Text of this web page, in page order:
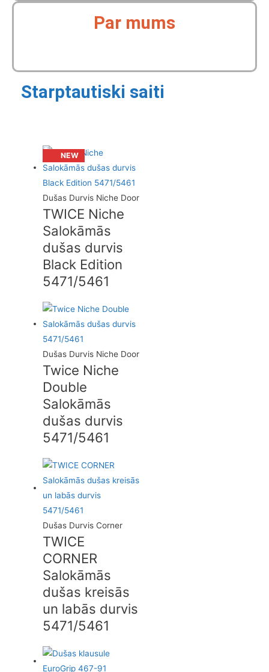
Par mums
Starptautiski saiti
NEW
Dušas Durvis Niche Door
TWICE Niche
Salokāmās
dušas durvis
Black Edition
5471/5461
NEW
Dušas Durvis Niche Door
Twice Niche
Double
Salokāmās
dušas durvis
5471/5461
NEW
Dušas Durvis Corner
TWICE
CORNER
Salokāmās
dušas kreisās
un labās durvis
5471/5461
NEW
NEW
NEW
NEW
NEW
NEW
NEW
NEW
NEW